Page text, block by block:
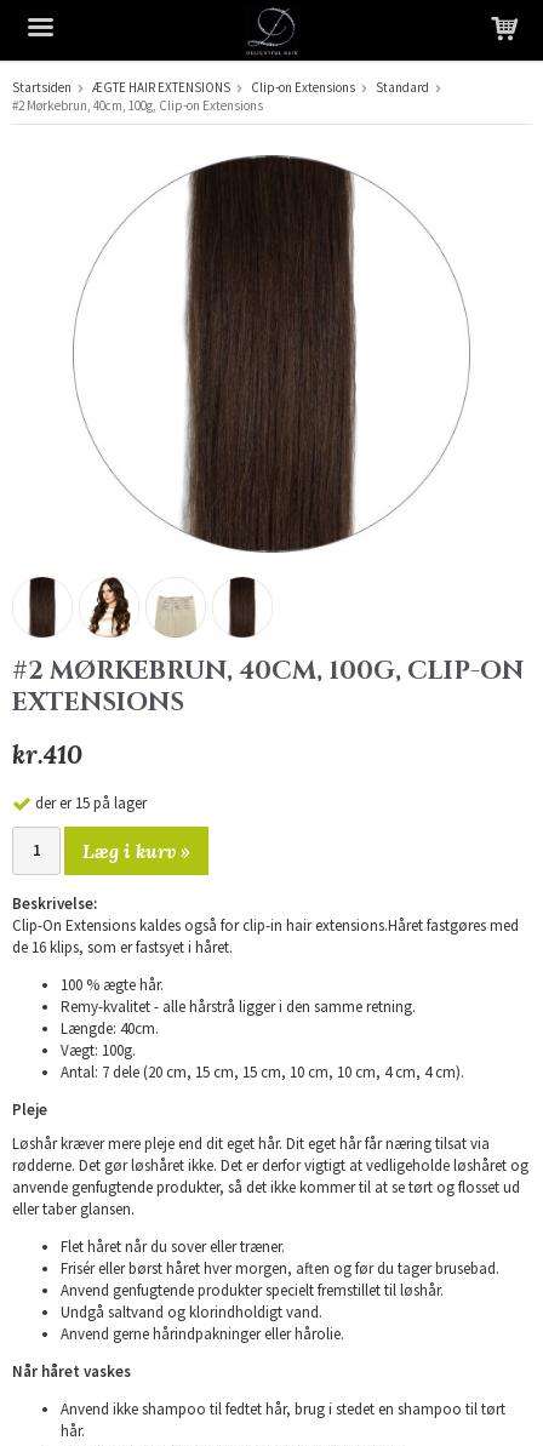
Produktet er blevet tilføjet til din indkøbskurv
Startsiden ÆGTE HAIR EXTENSIONS Clip-on Extensions
Standard
#2 Mørkebrun, 40cm, 100g, Clip-on Extensions
#2 MØRKEBRUN, 40CM, 100G, CLIP-ON
EXTENSIONS
kr.410
der er 15 på lager
Læg i kurv »
Beskrivelse:
Clip-On Extensions kaldes også for clip-in hair extensions.Håret fastgøres med
de 16 klips, som er fastsyet i håret.
100 % ægte hår.
Remy-kvalitet - alle hårstrå ligger i den samme retning.
Længde: 40cm.
Vægt: 100g.
Antal: 7 dele (20 cm, 15 cm, 15 cm, 10 cm, 10 cm, 4 cm, 4 cm).
Pleje
Løshår kræver mere pleje end dit eget hår. Dit eget hår får næring tilsat via
rødderne. Det gør løshåret ikke. Det er derfor vigtigt at vedligeholde løshåret og
anvende genfugtende produkter, så det ikke kommer til at se tørt og flosset ud
eller taber glansen.
Flet håret når du sover eller træner.
Frisér eller børst håret hver morgen, aften og før du tager brusebad.
Anvend genfugtende produkter specielt fremstillet til løshår.
Undgå saltvand og klorindholdigt vand.
Anvend gerne hårindpakninger eller hårolie.
Når håret vaskes
Anvend ikke shampoo til fedtet hår, brug i stedet en shampoo til tørt
hår.